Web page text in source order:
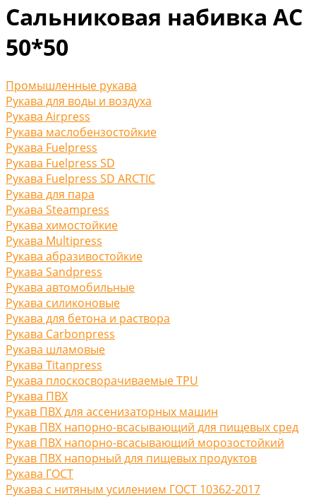
Сальниковая набивка АС
50*50
Промышленные рукава
Рукава для воды и воздуха
Рукава Airpress
Рукава маслобензостойкие
Рукава Fuelpress
Рукава Fuelpress SD
Рукава Fuelpress SD ARCTIC
Рукава для пара
Рукава Steampress
Рукава химостойкие
Рукава Multipress
Рукава абразивостойкие
Рукава Sandpress
Рукава автомобильные
Рукава силиконовые
Рукава для бетона и раствора
Рукава Carbonpress
Рукава шламовые
Рукава Titanpress
Рукава плоскосворачиваемые TPU
Рукава ПВХ
Рукав ПВХ для ассенизаторных машин
Рукав ПВХ напорно-всасывающий для пищевых сред
Рукав ПВХ напорно-всасывающий морозостойкий
Рукав ПВХ напорный для пищевых продуктов
Рукава ГОСТ
Рукава с нитяным усилением ГОСТ 10362-2017